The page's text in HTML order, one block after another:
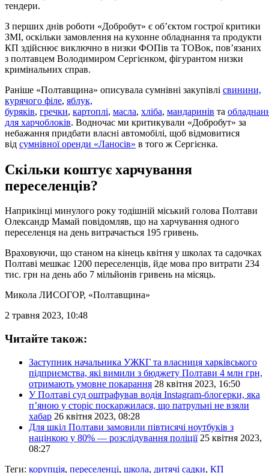
тендери.
З перших днів роботи «Добробут» є об’єктом гострої критики
ЗМІ, оскільки замовлення на кухонне обладнання та продукти
КП здійснює виключно в низки ФОПів та ТОВок, пов’язаних
з полтавцем Володимиром Сергієнком, фігурантом низки
кримінальних справ.
Раніше «Полтавщина» описувала сумнівні закупівлі свинини,
курячого філе, яблук,
буряків, гречки, картоплі, масла, хліба, мандаринів та
для харчоблоків. Водночас ми критикували «Добробут» за
небажання придбати власні автомобілі, щоб відмовитися
від сумнівної оренди «Ланосів» в того ж Сергієнка.
Скільки коштує харчування
переселенців?
Наприкінці минулого року тодішній міський голова Полтави
Олександр Мамай повідомляв, що на харчування одного
переселенця на день витрачається 195 гривень.
Враховуючи, що станом на кінець квітня у школах та садочках
Полтаві мешкає 1200 переселенців, йде мова про витрати 234
тис. грн на день або 7 мільйонів гривень на місяць.
Микола ЛИСОГОР, «Полтавщина»
2 травня 2023, 10:48
Читайте також:
Заступник начальника УЖКГ та власниця харківського
підприємства, які вимили з бюджету Полтави 4 млн грн,
отримають умовне покарання 28 квітня 2023, 16:50
У Полтаві суд оштрафував водія Instagram-блогерки, яка
п’яною у сторіс поскаржилася, що патрульні не взяли
хабар 26 квітня 2023, 08:28
Для шкіл Полтави замовили півтисячі ноутбуків з
націнкою у 80% — розслідування поліції 25 квітня 2023,
08:27
Теги: корупція, переселенці, школа, дитячі садки, КП